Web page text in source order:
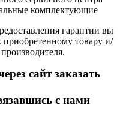
комплектующие
гарантии вы
товару и/
сайт заказать
с нами